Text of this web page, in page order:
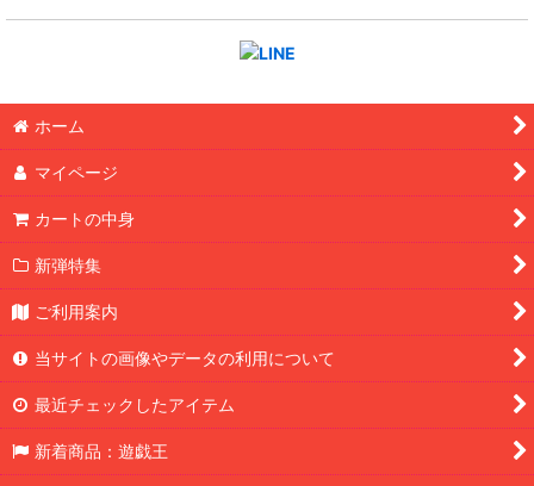
ホーム
マイページ
カートの中身
新弾特集
ご利用案内
当サイトの画像やデータの利用について
最近チェックしたアイテム
新着商品：遊戯王